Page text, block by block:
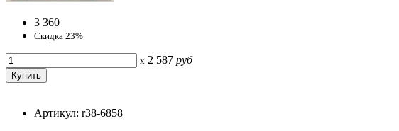
3 360
Скидка 23%
x 2 587 руб
Артикул: r38-6858